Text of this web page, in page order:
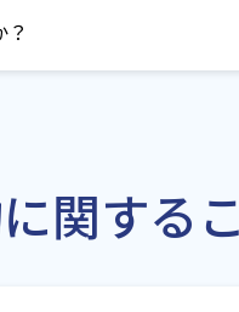
関する